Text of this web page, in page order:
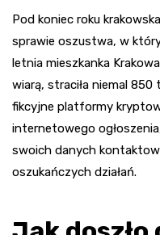
Pod koniec roku
sprawie oszustwa, w
letnia mieszkanka
wiarą, straciła niemal
fikcyjne platformy
internetowego
swoich danych
oszukańczych działań.